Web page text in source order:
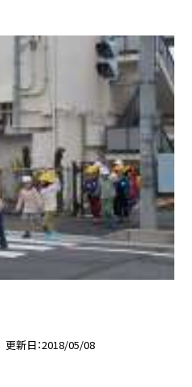
更新日 2018/05/08